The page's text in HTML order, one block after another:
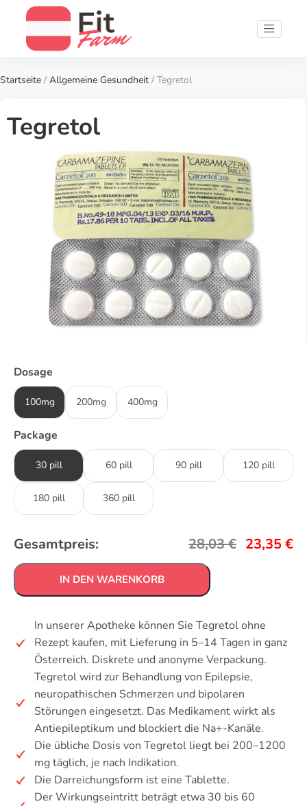
Startseite / Allgemeine Gesundheit / Tegretol
Tegretol
Dosage
100mg 200mg 400mg
Package
30 pill 60 pill 90 pill 120 pill
180 pill 360 pill
Gesamtpreis: 28,03€ 23,35€
IN DEN WARENKORB
In unserer Apotheke können Sie Tegretol ohne
Rezept kaufen, mit Lieferung in 5–14 Tagen in ganz
Österreich. Diskrete und anonyme Verpackung.
Tegretol wird zur Behandlung von Epilepsie,
neuropathischen Schmerzen und bipolaren
Störungen eingesetzt. Das Medikament wirkt als
Antiepileptikum und blockiert die Na+-Kanäle.
Die übliche Dosis von Tegretol liegt bei 200–1200
mg täglich, je nach Indikation.
Die Darreichungsform ist eine Tablette.
Der Wirkungseintritt beträgt etwa 30 bis 60